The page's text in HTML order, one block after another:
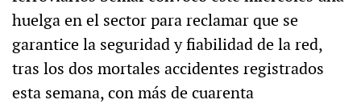
huelga en el sector para reclamar que se
garantice la seguridad y fiabilidad de la red,
tras los dos mortales accidentes registrados
esta semana, con más de cuarenta